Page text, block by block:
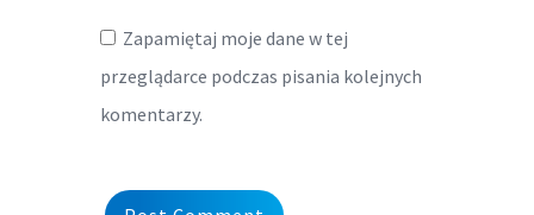
Zapamiętaj moje dane w tej
przeglądarce podczas pisania kolejnych
komentarzy.